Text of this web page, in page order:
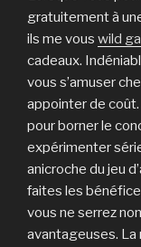
gratuitement à
ils me vous wild
cadeaux.
vous s’amuser
appointer de
pour borner le
expérimenter
anicroche du jeu
faites les
vous ne serrez
avantageuses.